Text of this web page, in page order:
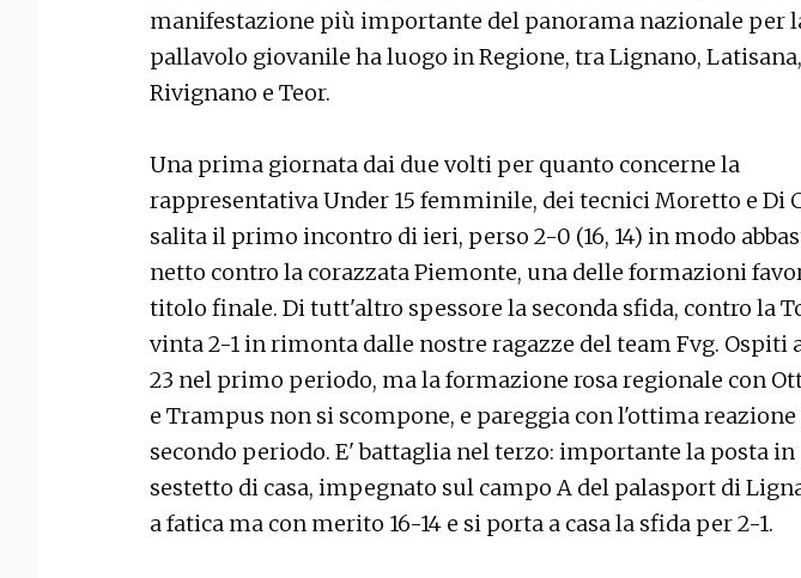
manifestazione più importante del panorama nazionale per
pallavolo giovanile ha luogo in Regione, tra Lignano, Latisana,
Rivignano e Teor.
Una prima giornata dai due volti per quanto concerne la
rappresentativa Under 15 femminile, dei tecnici Moretto e Di
salita il primo incontro di ieri, perso 2-0 (16, 14) in modo
netto contro la corazzata Piemonte, una delle formazioni
titolo finale. Di tutt'altro spessore la seconda sfida, contro la
vinta 2-1 in rimonta dalle nostre ragazze del team Fvg. Ospiti
23 nel primo periodo, ma la formazione rosa regionale con
e Trampus non si scompone, e pareggia con l'ottima
secondo periodo. E' battaglia nel terzo: importante la posta
sestetto di casa, impegnato sul campo A del palasport di
a fatica ma con merito 16-14 e si porta a casa la sfida per 2-1.